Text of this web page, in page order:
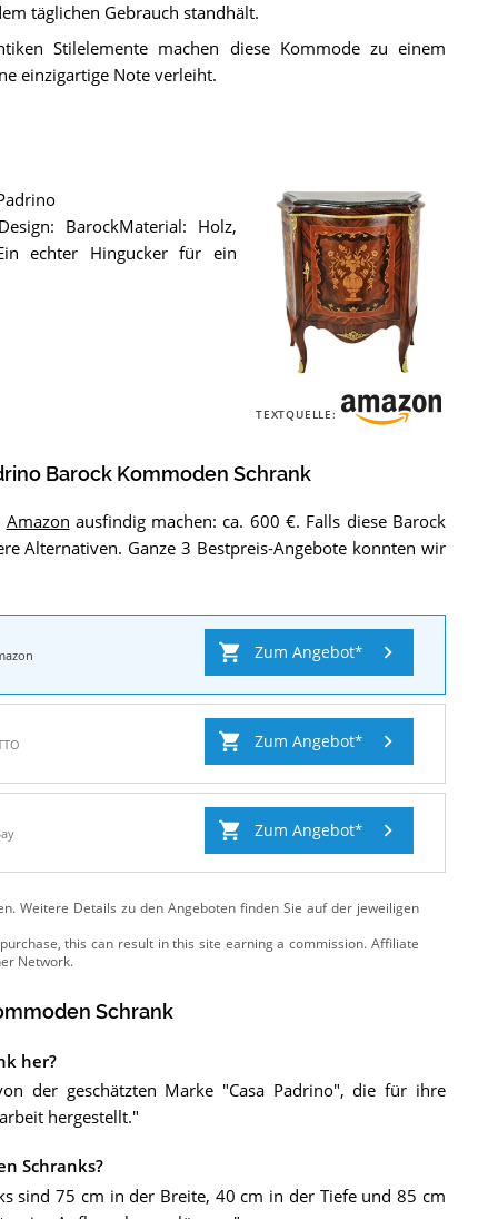
täglichen Gebrauch standhält.
Stilelemente machen diese Kommode zu einem
einzigartige Note verleiht.
Casa
Kommoden
BarockMaterial: Holz,
echter Hingucker für ein
TEXTQUELLE:
Barock Kommoden Schrank
Amazon ausfindig machen: ca. 600 €. Falls diese Barock
Alternativen. Ganze 3 Bestpreis-Angebote konnten wir
Zum Angebot
Zum Angebot
Zum Angebot
Weitere Details zu den Angebotenfinden Sie auf der jeweiligen
Schrank
her?
der geschätzten Marke "Casa Padrino", die für ihre
hergestellt."
Schranks?
sind 75 cm in der Breite, 40 cm in der Tiefe und 85 cm